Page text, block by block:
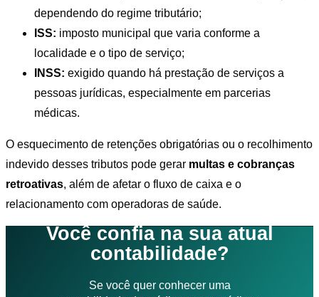
dependendo do regime tributário;
ISS: imposto municipal que varia conforme a
localidade e o tipo de serviço;
INSS: exigido quando há prestação de serviços a
pessoas jurídicas, especialmente em parcerias
médicas.
O esquecimento de retenções obrigatórias ou o recolhimento
indevido desses tributos pode gerar multas e cobranças
retroativas, além de afetar o fluxo de caixa e o
relacionamento com operadoras de saúde.
Você confia na sua atual
contabilidade?
Se você quer conhecer uma